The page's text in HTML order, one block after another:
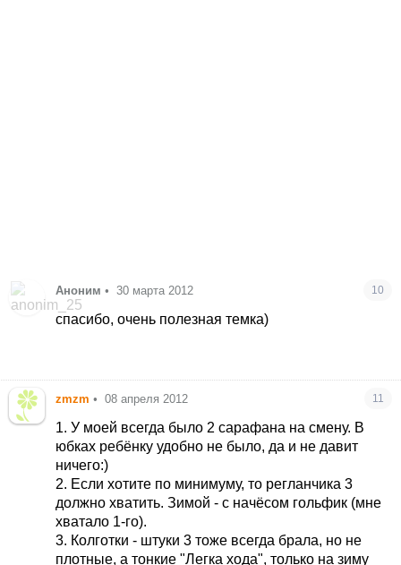
Аноним • 30 марта 2012 10
спасибо, очень полезная темка)
zmzm • 08 апреля 2012 11
1. У моей всегда было 2 сарафана на смену. В
юбках ребёнку удобно не было, да и не давит
ничего:)
2. Если хотите по минимуму, то регланчика 3
должно хватить. Зимой - с начёсом гольфик (мне
хватало 1-го).
3. Колготки - штуки 3 тоже всегда брала, но не
плотные, а тонкие "Легка хода", только на зиму